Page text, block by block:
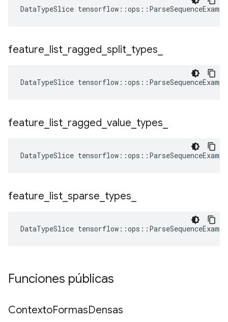
DataTypeSlice tensorflow ::ops ::
feature list ragged split types
DataTypeSlice tensorflow ::ops ::
feature list ragged value types
DataTypeSlice tensorflow ::ops ::
feature list sparse types
DataTypeSlice tensorflow ::ops ::
Funciones públicas
ContextoFormasDensas